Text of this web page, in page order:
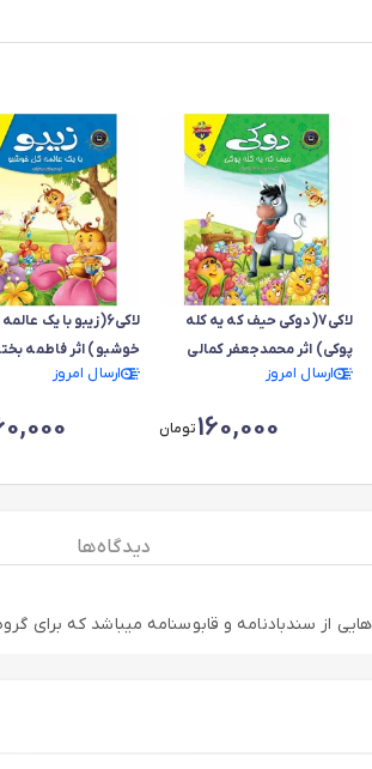
لاکی7(دوکی حیف که یه کله
پوکی) اثر محمدجعفر کمالی
آشتیانی
ارسال امروز
160,000تومان
لاکی6(زیبو با یک
خوشبو) اثر فاطمه
ارسال امروز
دیدگاه ها